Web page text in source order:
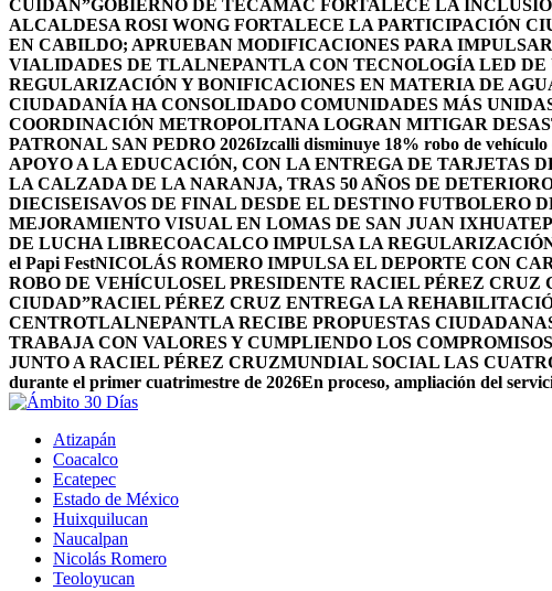
CUIDAN”GOBIERNO DE TECÁMAC FORTALECE LA
ALCALDESA ROSI WONG FORTALECE LA PARTICIPACIÓN
EN CABILDO; APRUEBAN MODIFICACIONES PARA
VIALIDADES DE TLALNEPANTLA CON TECNOLOGÍA LED
REGULARIZACIÓN Y BONIFICACIONES EN MATERIA DE
CIUDADANÍA HA CONSOLIDADO COMUNIDADES MÁS
COORDINACIÓN METROPOLITANA LOGRAN MITIGAR
PATRONAL SAN PEDRO 2026Izcalli disminuye 18% robo de vehículo
APOYO A LA EDUCACIÓN, CON LA ENTREGA DE TARJETAS
LA CALZADA DE LA NARANJA, TRAS 50 AÑOS DE
DIECISEISAVOS DE FINAL DESDE EL DESTINO FUTBOLERO
MEJORAMIENTO VISUAL EN LOMAS DE SAN JUAN
DE LUCHA LIBRECOACALCO IMPULSA LA
el Papi FestNICOLÁS ROMERO IMPULSA EL DEPORTE CON
ROBO DE VEHÍCULOSEL PRESIDENTE RACIEL PÉREZ
CIUDAD”RACIEL PÉREZ CRUZ ENTREGA LA
CENTROTLALNEPANTLA RECIBE PROPUESTAS
TRABAJA CON VALORES Y CUMPLIENDO LOS COMPROMISOS
JUNTO A RACIEL PÉREZ CRUZMUNDIAL SOCIAL LAS
durante el primer cuatrimestre de 2026En proceso, ampliación del
Atizapán
Coacalco
Ecatepec
Estado de México
Huixquilucan
Naucalpan
Nicolás Romero
Teoloyucan